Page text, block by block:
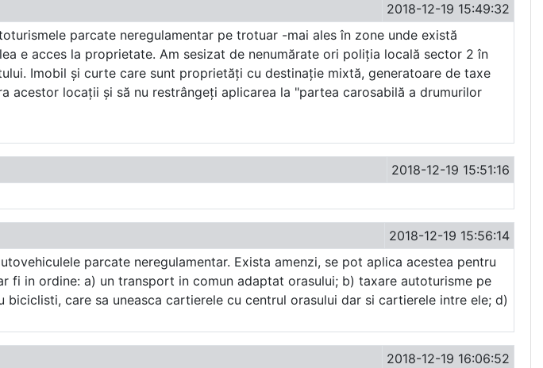
2018-12-19 15:49:32
parcate neregulamentar pe trotuar -mai ales în zone unde există
e acces la proprietate. Am sesizat de nenumărate ori poliția locală sector 2 în
Imobil și curte care sunt proprietăți cu destinație mixtă, generatoare de taxe
acestor locații și să nu restrângeți aplicarea la "partea carosabilă a drumurilor
2018-12-19 15:51:16
2018-12-19 15:56:14
parcate neregulamentar. Exista amenzi, se pot aplica acestea pentru
in ordine: a) un transport in comun adaptat orasului; b) taxare autoturisme pe
care sa uneasca cartierele cu centrul orasului dar si cartierele intre ele; d)
2018-12-19 16:06:52